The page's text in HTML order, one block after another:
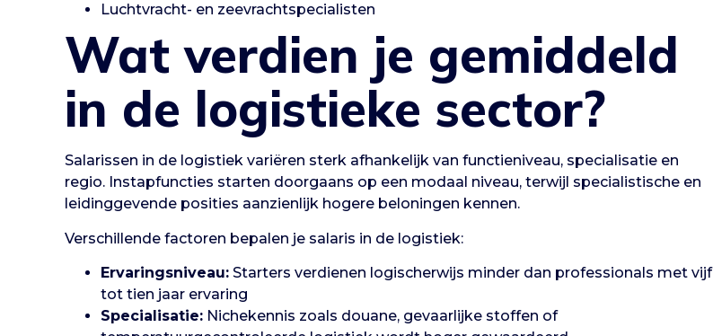
Luchtvracht- en zeevrachtspecialisten
Wat verdien je gemiddeld
in de logistieke sector?
Salarissen in de logistiek variëren sterk afhankelijk van functieniveau, specialisatie en
regio. Instapfuncties starten doorgaans op een modaal niveau, terwijl specialistische en
leidinggevende posities aanzienlijk hogere beloningen kennen.
Verschillende factoren bepalen je salaris in de logistiek:
Ervaringsniveau: Starters verdienen logischerwijs minder dan professionals met vijf
tot tien jaar ervaring
Specialisatie: Nichekennis zoals douane, gevaarlijke stoffen of